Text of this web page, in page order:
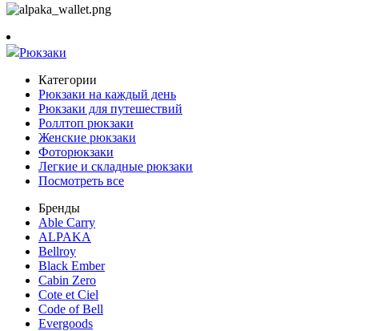
Рюкзаки
Категории
Рюкзаки на каждый день
Рюкзаки для путешествий
Роллтоп рюкзаки
Женские рюкзаки
Фоторюкзаки
Легкие и складные рюкзаки
Посмотреть все
Бренды
Able Carry
ALPAKA
Bellroy
Black Ember
Cabin Zero
Cote et Ciel
Code of Bell
Evergoods